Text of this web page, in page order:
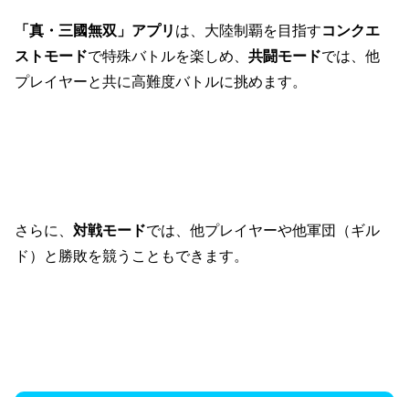
「真・三國無双」アプリ は、大陸制覇を目指すコンクエ
ストモードで特殊バトルを楽しめ、共闘モードでは、他
プレイヤーと共に高難度バトルに挑めます。
さらに、対戦モードでは、他プレイヤーや他軍団（ギル
ド）と勝敗を競うこともできます。